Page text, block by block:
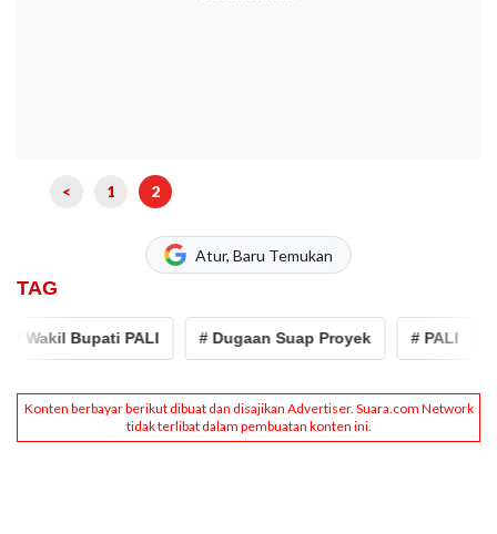
< 1 2
Atur, Baru Temukan
TAG
Bupati PALI # Dugaan Suap Proyek # PALI